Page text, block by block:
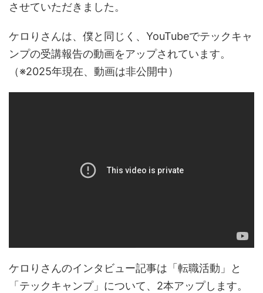
させていただきました。
ケロりさんは、僕と同じく、YouTubeでテックキャ
ンプの受講報告の動画をアップされています。
（※2025年現在、動画は非公開中）
ケロりさんのインタビュー記事は「転職活動」と
「テックキャンプ」について、2本アップします。